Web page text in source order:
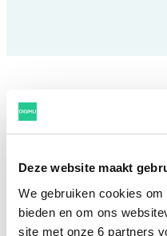
Deze website maakt
We gebruiken cookies
bieden en om ons
site met onze 6 partners
Met deze 8